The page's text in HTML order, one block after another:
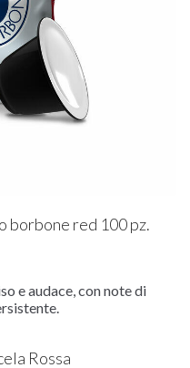
borbone red 100 pz.
e audace, con note di